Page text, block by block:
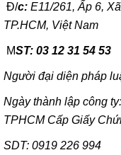
Đ/c: E11/261, Ấp 6,
TP.HCM, Việt Nam
MST: 03 12 31 54 53
Người đại diện pháp
Ngày thành lập công ty:
TPHCM Cấp Giấy
SDT: 0919 226 994